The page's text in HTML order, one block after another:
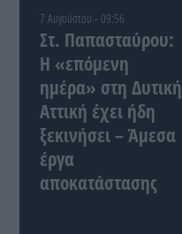
7 Αυγούστου - 09:56
Στ. Παπασταύρου:
Η «επόμενη
ημέρα» στη Δυτική
Αττική έχει ήδη
ξεκινήσει – Άμεσα
έργα
αποκατάστασης